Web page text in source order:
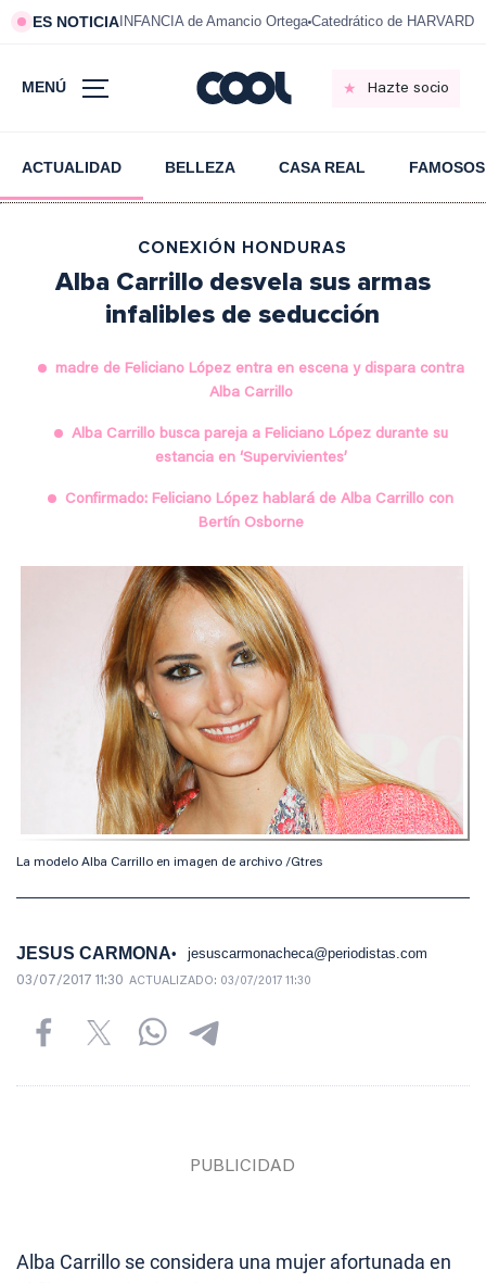
ES NOTICIA INFANCIA de Amancio Ortega Catedrático de HARVARD
MENÚ Hazte socio
ACTUALIDAD BELLEZA CASA REAL FAMOSOS
CONEXIÓN HONDURAS
Alba Carrillo desvela sus armas
infalibles de seducción
madre de Feliciano López entra en escena y dispara contra
Alba Carrillo
Alba Carrillo busca pareja a Feliciano López durante su
estancia en ‘Supervivientes’
Confirmado: Feliciano López hablará de Alba Carrillo con
Bertín Osborne
La modelo Alba Carrillo en imagen de archivo /Gtres
JESUS CARMONA jesuscarmonacheca@periodistas.com
03/07/2017 11:30 ACTUALIZADO: 03/07/2017 11:30
Alba Carrillo se considera una mujer afortunada en